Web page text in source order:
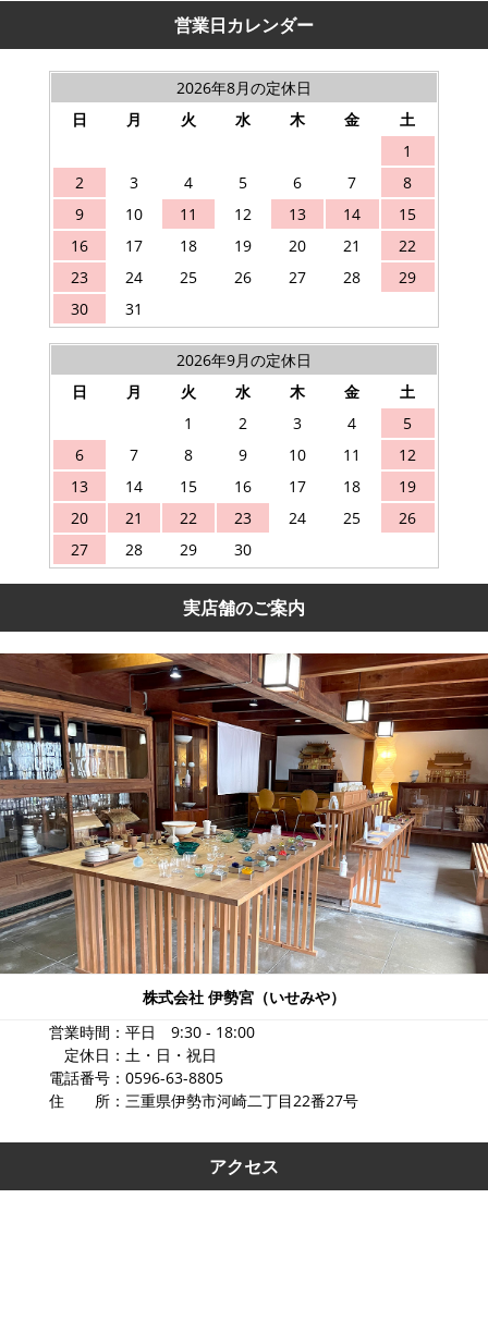
営業日カレンダー
2026年8月の定休日
日
月 火 水 木 金
土
1
2
3 4 5 6 7
8
9
10 11 12 13 14
15
16
17 18 19 20 21
22
23
24 25 26 27 28
29
30
31
2026年9月の定休日
日
月 火 水 木 金
土
1
2 3 4
5
6
7 8 9 10 11
12
13
14 15 16 17 18
19
20
21 22 23 24 25
26
27
28 29 30
実店舗のご案内
株式会社 伊勢宮（いせみや）
営業時間：平日 9:30 - 18:00
定休日：土・日・祝日
電話番号：0596-63-8805
住 所：三重県伊勢市河崎二丁目22番27号
アクセス